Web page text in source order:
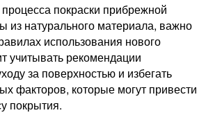
покраски прибрежной
из натурального материала, важно
использования нового
учитывать рекомендации
за поверхностью и избегать
факторов, которые могут привести
покрытия.